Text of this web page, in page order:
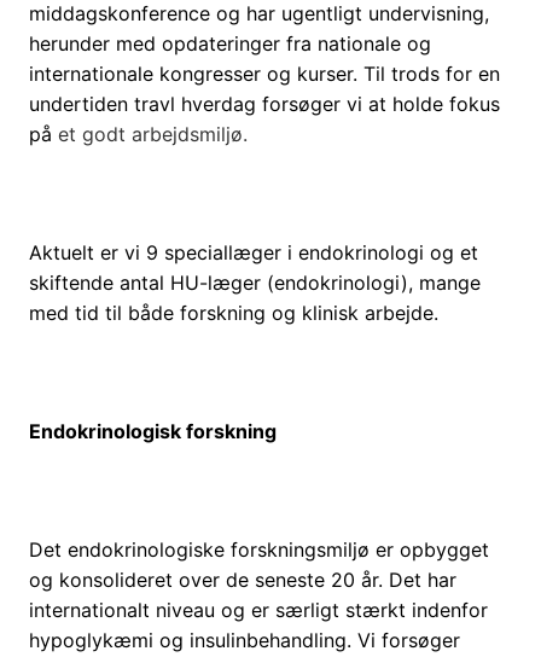
middagskonference og har ugentligt undervisning,
herunder med opdateringer fra nationale og
internationale kongresser og kurser. Til trods for en
undertiden travl hverdag forsøger vi at holde fokus
på et godt arbejdsmiljø.
Aktuelt er vi 9 speciallæger i endokrinologi og et
skiftende antal HU-læger (endokrinologi), mange
med tid til både forskning og klinisk arbejde.
Endokrinologisk forskning
Det endokrinologiske forskningsmiljø er opbygget
og konsolideret over de seneste 20 år. Det har
internationalt niveau og er særligt stærkt indenfor
hypoglykæmi og insulinbehandling. Vi forsøger